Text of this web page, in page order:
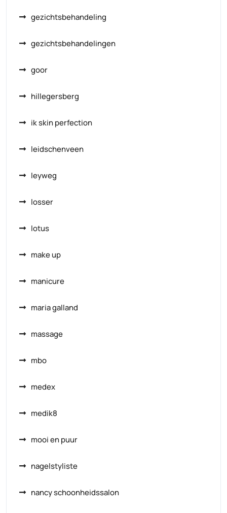
gezichtsbehandeling
gezichtsbehandelingen
goor
hillegersberg
ik skin perfection
leidschenveen
leyweg
losser
lotus
make up
manicure
maria galland
massage
mbo
medex
medik8
mooi en puur
nagelstyliste
nancy schoonheidssalon